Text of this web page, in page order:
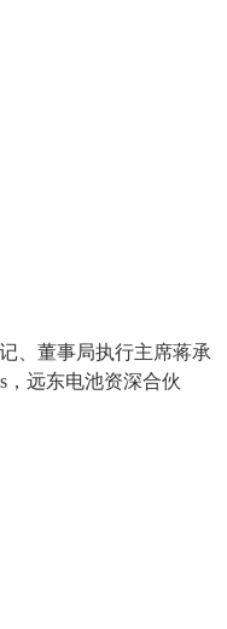
、董事局执行主席蒋承
远东电池资深合伙